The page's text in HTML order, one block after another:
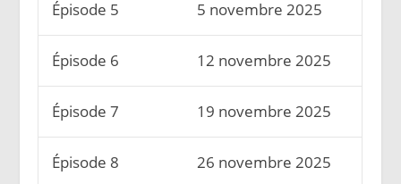
Épisode 5 5 novembre 2025
Épisode 6 12 novembre 2025
Épisode 7 19 novembre 2025
Épisode 8 26 novembre 2025